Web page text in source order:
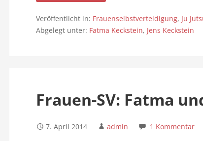
Veröffentlicht in: Frauenselbstverteidigung, Ju
Abgelegt unter: Fatma Keckstein, Jens Keckstein
Frauen-SV: Fatma
7. April 2014 admin 1 Kommentar